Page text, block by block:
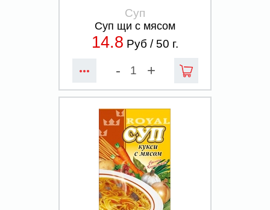
Суп
Суп щи с мясом
14.8 Руб / 50 г.
- +